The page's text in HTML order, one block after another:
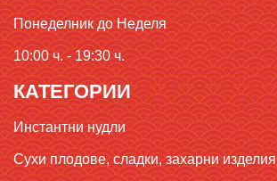
Понеделник до Неделя
10:00 ч. - 19:30 ч.
КАТЕГОРИИ
Инстантни нудли
Сухи плодове, сладки, захарни изделия